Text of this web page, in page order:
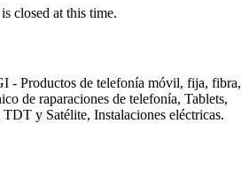
closed at this time.
- Productos de telefonía móvil, fija, fibra,
de raparaciones de telefonía, Tablets,
y Satélite, Instalaciones eléctricas.